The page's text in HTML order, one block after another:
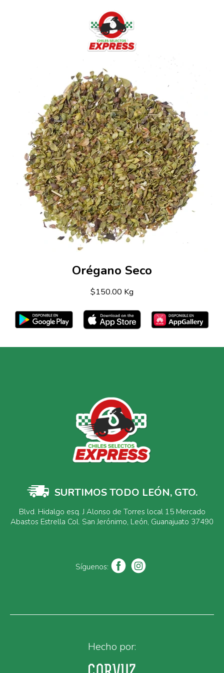
Orégano Seco
$150.00 Kg
SURTIMOS TODO LEÓN, GTO.
Blvd. Hidalgo esq. J Alonso de Torres local 15 Mercado
Abastos Estrella Col. San Jerónimo, León, Guanajuato 37490
Síguenos:
Hecho por: